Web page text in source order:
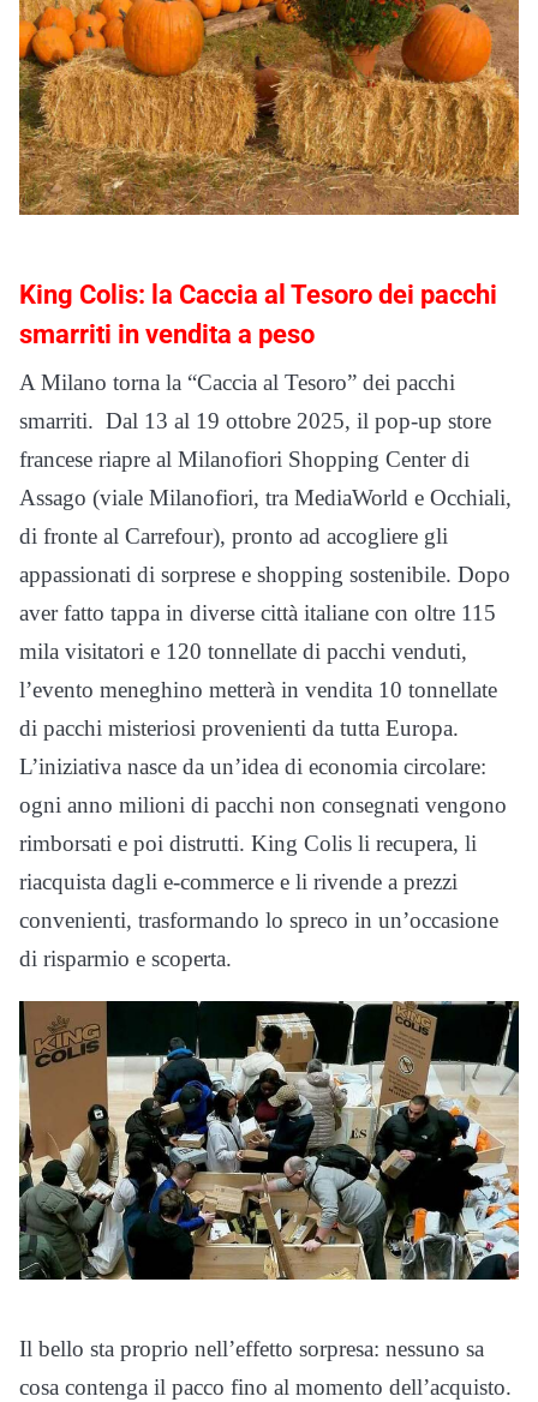
King Colis: la Caccia al Tesoro dei pacchi
smarriti in vendita a peso
A Milano torna la “Caccia al Tesoro” dei pacchi
smarriti. Dal 13 al 19 ottobre 2025, il pop-up store
francese riapre al Milanofiori Shopping Center di
Assago (viale Milanofiori, tra MediaWorld e Occhiali,
di fronte al Carrefour), pronto ad accogliere gli
appassionati di sorprese e shopping sostenibile. Dopo
aver fatto tappa in diverse città italiane con oltre 115
mila visitatori e 120 tonnellate di pacchi venduti,
l’evento meneghino metterà in vendita 10 tonnellate
di pacchi misteriosi provenienti da tutta Europa.
L’iniziativa nasce da un’idea di economia circolare:
ogni anno milioni di pacchi non consegnati vengono
rimborsati e poi distrutti. King Colis li recupera, li
riacquista dagli e-commerce e li rivende a prezzi
convenienti, trasformando lo spreco in un’occasione
di risparmio e scoperta.
Il bello sta proprio nell’effetto sorpresa: nessuno sa
cosa contenga il pacco fino al momento dell’acquisto.